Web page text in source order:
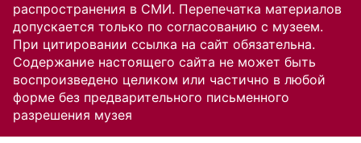
распространения в СМИ. Перепечатка материалов
допускается только по согласованию с музеем.
При цитировании ссылка на сайт обязательна.
Содержание настоящего сайта не может быть
воспроизведено целиком или частично в любой
форме без предварительного письменного
разрешения музея